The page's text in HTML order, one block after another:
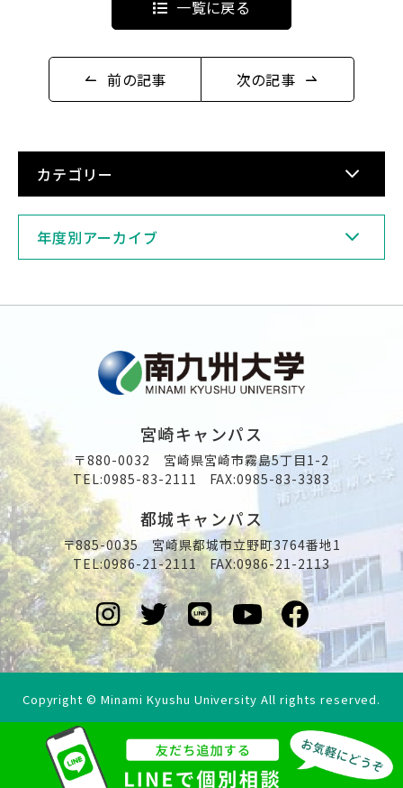
English Việt Nam
アクセス
イベント
採用情報
関連リンク
前の記事
一覧に戻る
次の記事
カテゴリー
年度別アーカイブ
宮崎キャンパス
〒880-0032 宮崎県宮崎市霧島5丁目1-2
TEL:0985-83-2111 FAX:0985-83-3383
都城キャンパス
〒885-0035 宮崎県都城市立野町3764番地1
TEL:0986-21-2111 FAX:0986-21-2113
Copyright © Minami Kyushu University All rights reserved.